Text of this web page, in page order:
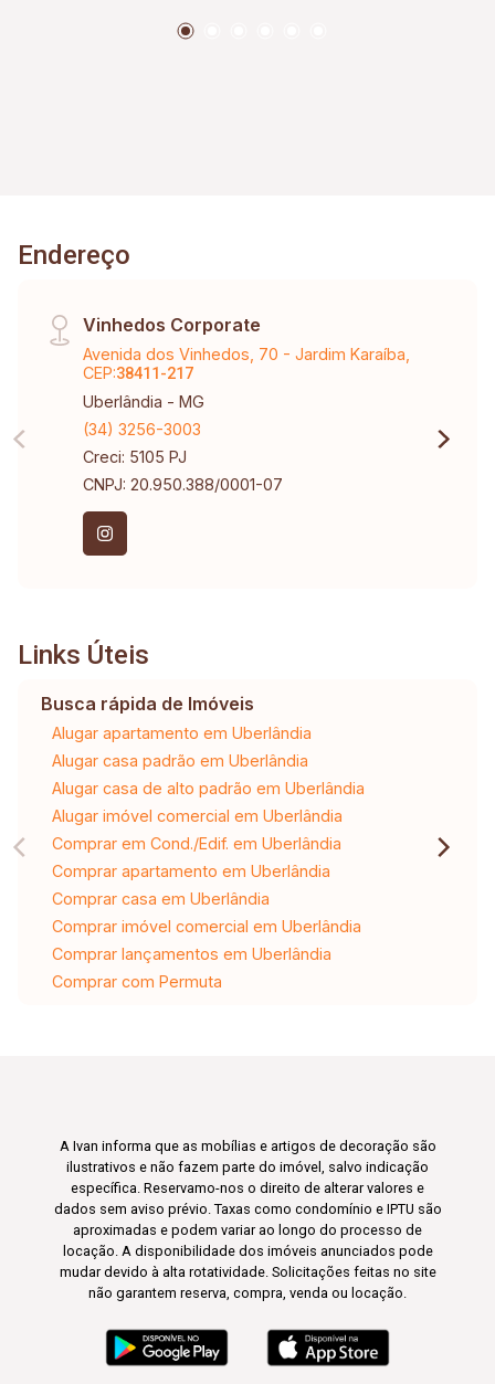
Endereço
Vinhedos Corporate
Avenida dos Vinhedos, 70 - Jardim Karaíba,
CEP:38411-217
Uberlândia - MG
(34) 3256-3003
Creci: 5105 PJ
CNPJ: 20.950.388/0001-07
Links Úteis
Busca rápida de Imóveis
Alugar apartamento em Uberlândia
Alugar casa padrão em Uberlândia
Alugar casa de alto padrão em Uberlândia
Alugar imóvel comercial em Uberlândia
Comprar em Cond./Edif. em Uberlândia
Comprar apartamento em Uberlândia
Comprar casa em Uberlândia
Comprar imóvel comercial em Uberlândia
Comprar lançamentos em Uberlândia
Comprar com Permuta
A Ivan informa que as mobílias e artigos de decoração são
ilustrativos e não fazem parte do imóvel, salvo indicação
específica. Reservamo-nos o direito de alterar valores e
dados sem aviso prévio. Taxas como condomínio e IPTU são
aproximadas e podem variar ao longo do processo de
locação. A disponibilidade dos imóveis anunciados pode
mudar devido à alta rotatividade. Solicitações feitas no site
não garantem reserva, compra, venda ou locação.